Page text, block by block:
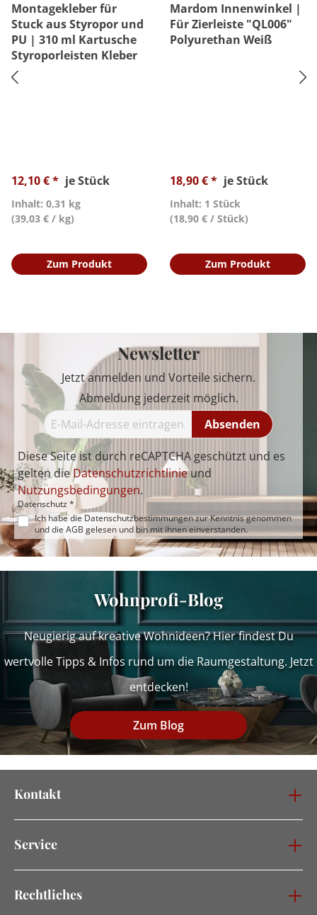
Montagekleber für
Stuck aus Styropor und
PU | 310 ml Kartusche
Styroporleisten Kleber
12,10 € * je Stück
Inhalt: 0,31 kg
(39,03 € / kg)
Zum Produkt
Mardom Innenwinkel |
Für Zierleiste "QL006"
Polyurethan Weiß
18,90 € * je Stück
Inhalt: 1 Stück
(18,90 € / Stück)
Zum Produkt
Newsletter
Jetzt anmelden und Vorteile sichern.
Abmeldung jederzeit möglich.
Absenden
Diese Seite ist durch reCAPTCHA geschützt und es
gelten dieDatenschutzrichtlinieund
Nutzungsbedingungen.
Datenschutz *
Ich habe die Datenschutzbestimmungenzur Kenntnis genommen
und die AGB gelesen und bin mit ihnen einverstanden.
Wohnprofi-Blog
Neugierig auf kreative Wohnideen? Hier findest Du
wertvolle Tipps & Infos rund um die Raumgestaltung. Jetzt
entdecken!
Zum Blog
Kontakt
Service
Rechtliches